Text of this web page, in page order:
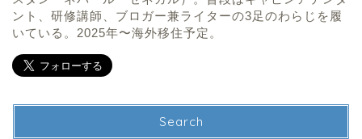
ント、研修講師、ブロガー兼ライターの3足のわらじを履
いている。2025年〜海外移住予定。
Search